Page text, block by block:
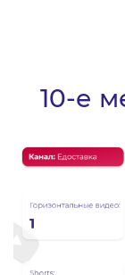
10-е